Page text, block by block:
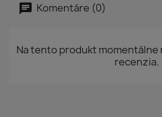
Komentáre (0)
Na tento produkt momentálne
recenzia.